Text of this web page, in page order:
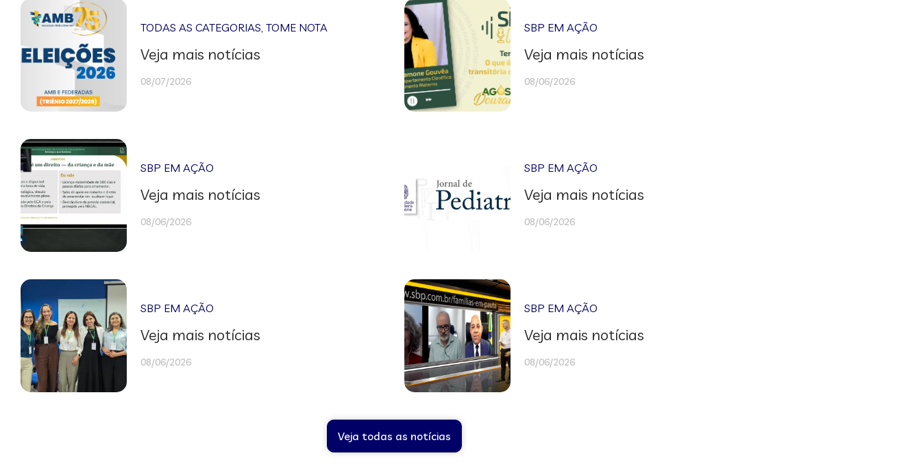
TODAS AS CATEGORIAS,TOME NOTA
Veja mais notícias
08/07/2026
SBP EM AÇÃO
Veja mais notícias
08/06/2026
SBP EM AÇÃO
Veja mais notícias
08/06/2026
SBP EM AÇÃO
Veja mais notícias
08/06/2026
SBP EM AÇÃO
Veja mais notícias
08/06/2026
SBP EM AÇÃO
Veja mais notícias
08/06/2026
Veja todas as notícias